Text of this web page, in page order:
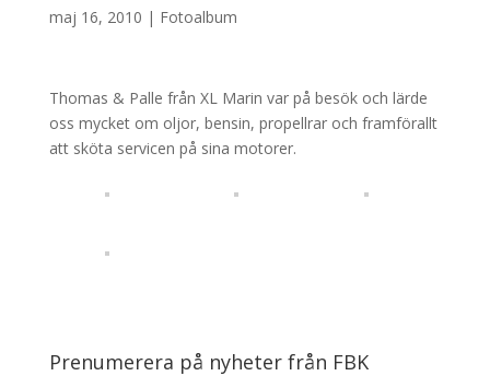
maj 16, 2010 | Fotoalbum
Thomas & Palle från XL Marin var på besök och lärde
oss mycket om oljor, bensin, propellrar och framförallt
att sköta servicen på sina motorer.
Prenumerera på nyheter från FBK